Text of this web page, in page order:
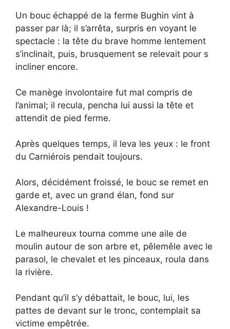
Un bouc échappé de la ferme Bughin vint à
passer par là; il s’arrêta, surpris en voyant le
spectacle : la tête du brave homme lentement
s’inclinait, puis, brusquement se relevait pour s
incliner encore.
Ce manège involontaire fut mal compris de
l’animal; il recula, pencha lui aussi la tête et
attendit de pied ferme.
Après quelques temps, il leva les yeux : le front
du Carniérois pendait toujours.
Alors, décidément froissé, le bouc se remet en
garde et, avec un grand élan, fond sur
Alexandre-Louis !
Le malheureux tourna comme une aile de
moulin autour de son arbre et, pêlemêle avec le
parasol, le chevalet et les pinceaux, roula dans
la rivière.
Pendant qu’il s’y débattait, le bouc, lui, les
pattes de devant sur le tronc, contemplait sa
victime empêtrée.